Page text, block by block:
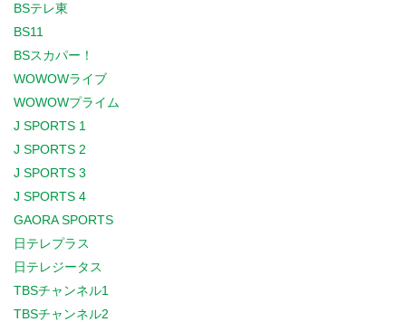
BSテレ東
BS11
BSスカパー！
WOWOWライブ
WOWOWプライム
J SPORTS 1
J SPORTS 2
J SPORTS 3
J SPORTS 4
GAORA SPORTS
日テレプラス
日テレジータス
TBSチャンネル1
TBSチャンネル2